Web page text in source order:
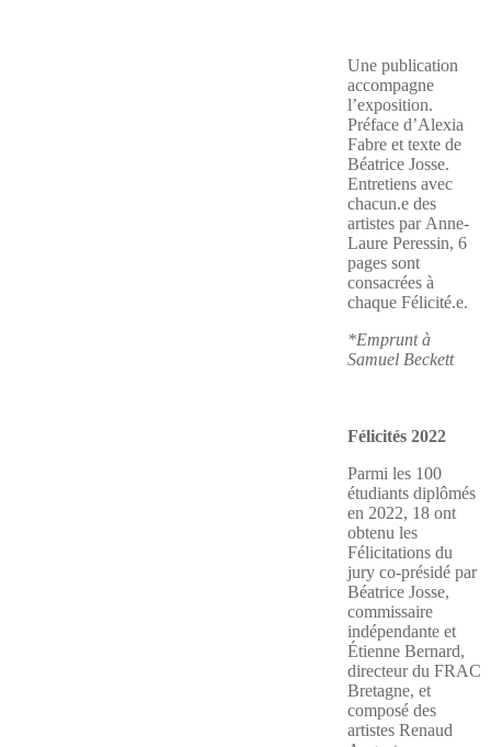
Une publication
accompagne
l’exposition.
Préface d’Alexia
Fabre et texte de
Béatrice Josse.
Entretiens avec
chacun.e des
artistes par Anne-
Laure Peressin, 6
pages sont
consacrées à
chaque Félicité.e.
*Emprunt à
Samuel Beckett
Félicités 2022
Parmi les 100
étudiants diplômés
en 2022, 18 ont
obtenu les
Félicitations du
jury co-présidé par
Béatrice Josse,
commissaire
indépendante et
Étienne Bernard,
directeur du FRAC
Bretagne, et
composé des
artistes Renaud